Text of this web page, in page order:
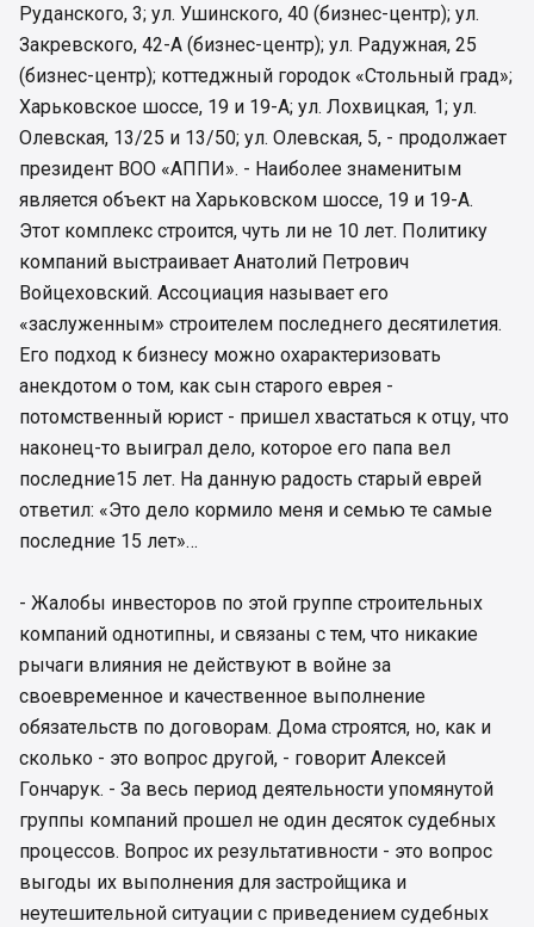
Руданского, 3; ул. Ушинского, 40 (бизнес-центр); ул.
Закревского, 42-А (бизнес-центр); ул. Радужная, 25
(бизнес-центр); коттеджный городок «Стольный град»;
Харьковское шоссе, 19 и 19-А; ул. Лохвицкая, 1; ул.
Олевская, 13/25 и 13/50; ул. Олевская, 5, - продолжает
президент ВОО «АППИ». - Наиболее знаменитым
является объект на Харьковском шоссе, 19 и 19-А.
Этот комплекс строится, чуть ли не 10 лет. Политику
компаний выстраивает Анатолий Петрович
Войцеховский. Ассоциация называет его
«заслуженным» строителем последнего десятилетия.
Его подход к бизнесу можно охарактеризовать
анекдотом о том, как сын старого еврея -
потомственный юрист - пришел хвастаться к отцу, что
наконец-то выиграл дело, которое его папа вел
последние15 лет. На данную радость старый еврей
ответил: «Это дело кормило меня и семью те самые
последние 15 лет»…
- Жалобы инвесторов по этой группе строительных
компаний однотипны, и связаны с тем, что никакие
рычаги влияния не действуют в войне за
своевременное и качественное выполнение
обязательств по договорам. Дома строятся, но, как и
сколько - это вопрос другой, - говорит Алексей
Гончарук. - За весь период деятельности упомянутой
группы компаний прошел не один десяток судебных
процессов. Вопрос их результативности - это вопрос
выгоды их выполнения для застройщика и
неутешительной ситуации с приведением судебных